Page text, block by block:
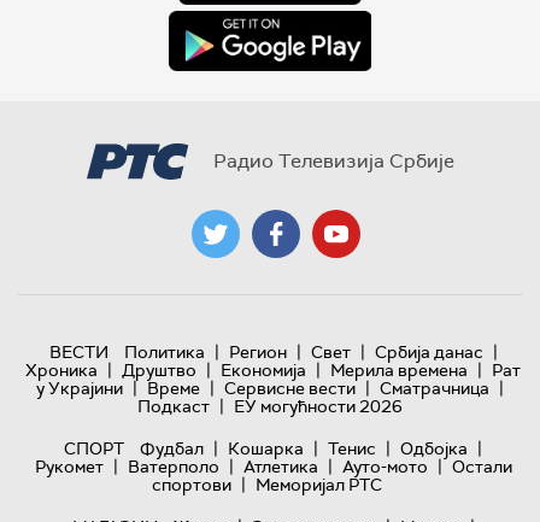
Радио Телевизија Србије
ВЕСТИ Политика | Регион | Свет | Србија данас |
Хроника | Друштво | Економија | Мерила времена | Рат
у Украјини | Време | Сервисне вести | Сматрачница |
Подкаст | ЕУ могућности 2026
СПОРТ
Фудбал | Кошарка | Тенис | Одбојка |
Рукомет | Ватерполо | Атлетика | Ауто-мото | Остали
спортови | Меморијал РТС